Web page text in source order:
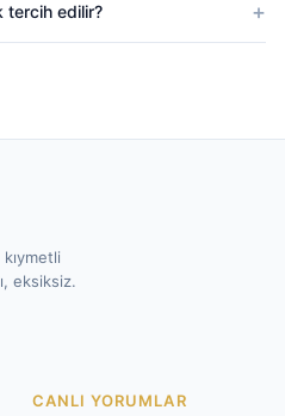
tercih edilir?
eksiksiz.
CANLI YORUMLAR